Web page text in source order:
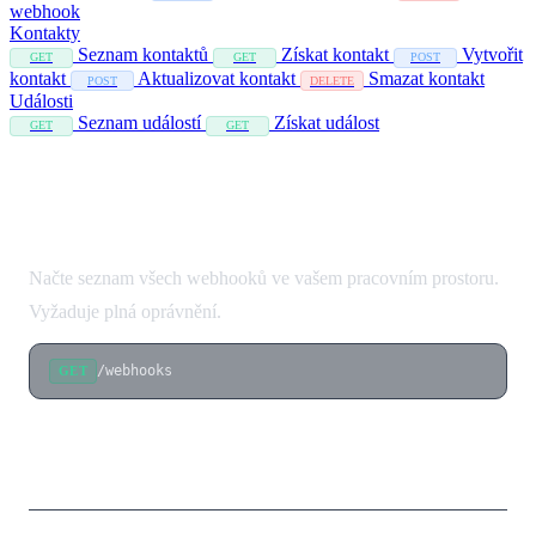
webhook
Kontakty
GET Seznam kontaktů GET Získat kontakt POST
Vytvořit
kontakt
POST Aktualizovat kontakt DELETE
Smazat kontakt
Události
GET Seznam událostí GET Získat událost
Načte seznam všech webhooků ve vašem pracovním prostoru.
Vyžaduje plná oprávnění.
GET /webhooks